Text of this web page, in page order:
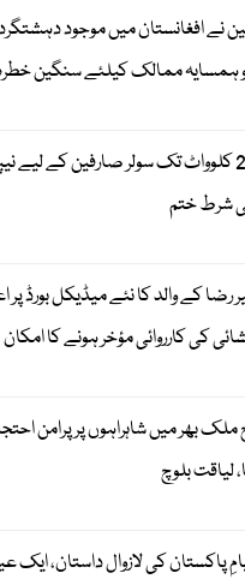
نے افغانستان میں موجود
ہمسایہ ممالک کیلئے سنگین خطرہ
25 کلوواٹ تک سولر صارفین کے لیے
شرط ختم
رضا کے والد کا نئے میڈیکل بورڈ پر
کی کارروائی مؤخر ہونے کا امکان
ملک بھر میں شاہراہوں پر پرامن
لیاقت بلوچ
پاکستان کی لازوال داستان، ایک